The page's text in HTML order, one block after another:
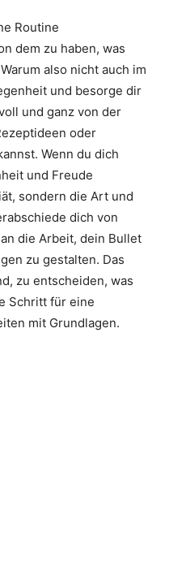
Routine
dem zu haben, was
also nicht auch im
und besorge dir
und ganz von der
oder
Wenn du dich
und Freude
sondern die Art und
dich von
die Arbeit, dein Bullet
zu gestalten. Das
zu entscheiden, was
Schritt für eine
mit Grundlagen.